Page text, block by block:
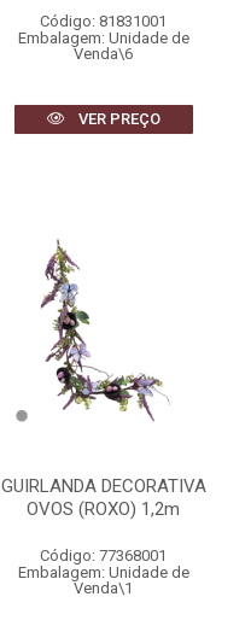
Código: 81831001
Embalagem: Unidade de
Venda\6
VER PREÇO
GUIRLANDA DECORATIVA
OVOS (ROXO) 1,2m
Código: 77368001
Embalagem: Unidade de
Venda\1